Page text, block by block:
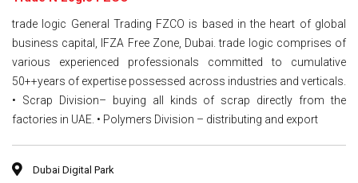
trade logic General Trading FZCO is based in the heart of global
business capital, IFZA Free Zone, Dubai. trade logic comprises of
various experienced professionals committed to cumulative
50++years of expertise possessed across industries and verticals.
• Scrap Division– buying all kinds of scrap directly from the
factories in UAE. • Polymers Division – distributing and export
Dubai Digital Park